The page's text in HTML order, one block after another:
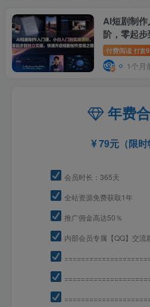
AI短剧制
阶，零起
创作变现之
付费阅读 打赏
1个月
年费
79元（限时
会员时长：365天
全站资源免费获取1年
推广佣金高达50％
内部会员专属【QQ】交流